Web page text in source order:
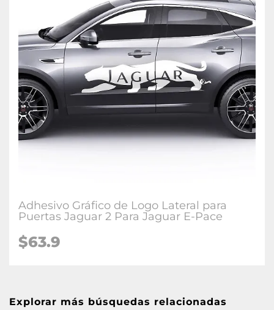
Adhesivo Gráfico de Logo Lateral para
Puertas Jaguar 2 Para Jaguar E-Pace
$63.9
Explorar más búsquedas relacionadas